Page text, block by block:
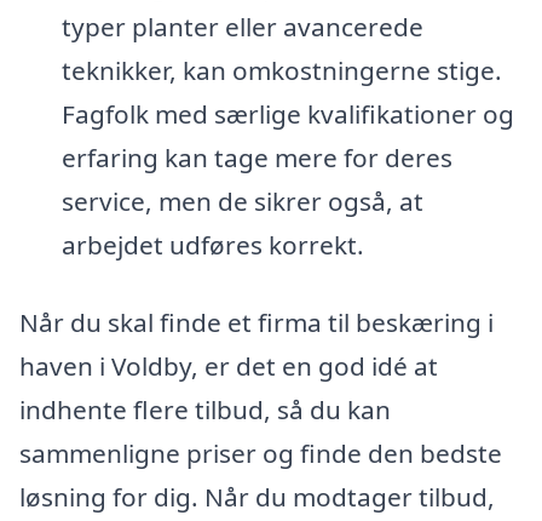
typer planter eller avancerede
teknikker, kan omkostningerne stige.
Fagfolk med særlige kvalifikationer og
erfaring kan tage mere for deres
service, men de sikrer også, at
arbejdet udføres korrekt.
Når du skal finde et firma til beskæring i
haven i Voldby, er det en god idé at
indhente flere tilbud, så du kan
sammenligne priser og finde den bedste
løsning for dig. Når du modtager tilbud,